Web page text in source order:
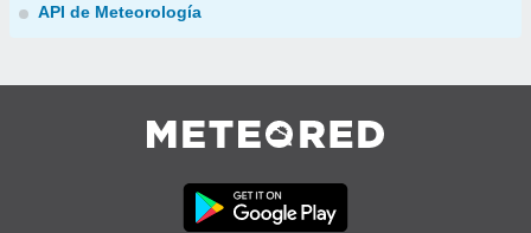
API de Meteorología